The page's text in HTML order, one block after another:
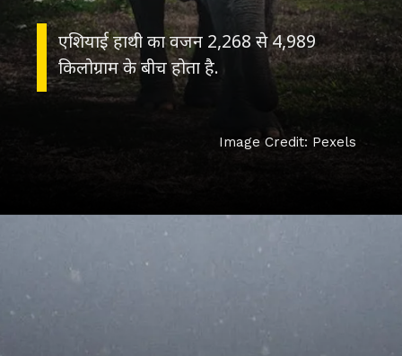
एशियाई हाथी का वजन 2,268 से 4,989
किलोग्राम के बीच होता है.
Image Credit: Pexels